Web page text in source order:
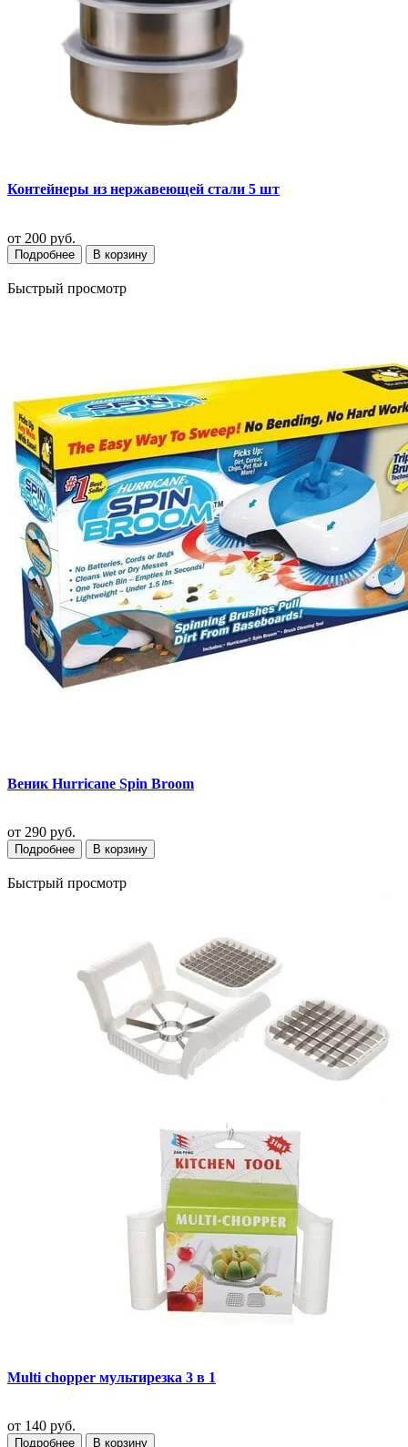
Контейнеры из нержавеющей стали 5 шт
от 200 руб.
Подробнее В корзину
Быстрый просмотр
Веник Hurricane Spin Broom
от 290 руб.
Подробнее В корзину
Быстрый просмотр
Multi chopper мультирезка 3 в 1
от 140 руб.
Подробнее
В корзину